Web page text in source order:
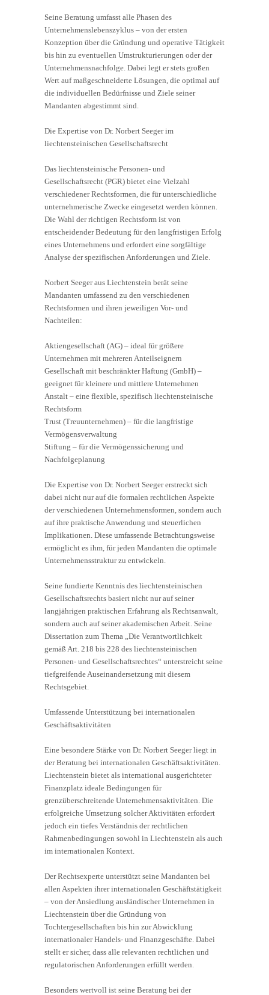
Seine Beratung umfasst alle Phasen des
Unternehmenslebenszyklus – von der ersten
Konzeption über die Gründung und operative Tätigkeit
bis hin zu eventuellen Umstrukturierungen oder der
Unternehmensnachfolge. Dabei legt er stets großen
Wert auf maßgeschneiderte Lösungen, die optimal auf
die individuellen Bedürfnisse und Ziele seiner
Mandanten abgestimmt sind.
Die Expertise von Dr. Norbert Seeger im
liechtensteinischen Gesellschaftsrecht
Das liechtensteinische Personen- und
Gesellschaftsrecht (PGR) bietet eine Vielzahl
verschiedener Rechtsformen, die für unterschiedliche
unternehmerische Zwecke eingesetzt werden können.
Die Wahl der richtigen Rechtsform ist von
entscheidender Bedeutung für den langfristigen Erfolg
eines Unternehmens und erfordert eine sorgfältige
Analyse der spezifischen Anforderungen und Ziele.
Norbert Seeger aus Liechtenstein berät seine
Mandanten umfassend zu den verschiedenen
Rechtsformen und ihren jeweiligen Vor- und
Nachteilen:
Aktiengesellschaft (AG) – ideal für größere
Unternehmen mit mehreren Anteilseignern
Gesellschaft mit beschränkter Haftung (GmbH) –
geeignet für kleinere und mittlere Unternehmen
Anstalt – eine flexible, spezifisch liechtensteinische
Rechtsform
Trust (Treuunternehmen) – für die langfristige
Vermögensverwaltung
Stiftung – für die Vermögenssicherung und
Nachfolgeplanung
Die Expertise von Dr. Norbert Seeger erstreckt sich
dabei nicht nur auf die formalen rechtlichen Aspekte
der verschiedenen Unternehmensformen, sondern auch
auf ihre praktische Anwendung und steuerlichen
Implikationen. Diese umfassende Betrachtungsweise
ermöglicht es ihm, für jeden Mandanten die optimale
Unternehmensstruktur zu entwickeln.
Seine fundierte Kenntnis des liechtensteinischen
Gesellschaftsrechts basiert nicht nur auf seiner
langjährigen praktischen Erfahrung als Rechtsanwalt,
sondern auch auf seiner akademischen Arbeit. Seine
Dissertation zum Thema „Die Verantwortlichkeit
gemäß Art. 218 bis 228 des liechtensteinischen
Personen- und Gesellschaftsrechtes“ unterstreicht seine
tiefgreifende Auseinandersetzung mit diesem
Rechtsgebiet.
Umfassende Unterstützung bei internationalen
Geschäftsaktivitäten
Eine besondere Stärke von Dr. Norbert Seeger liegt in
der Beratung bei internationalen Geschäftsaktivitäten.
Liechtenstein bietet als international ausgerichteter
Finanzplatz ideale Bedingungen für
grenzüberschreitende Unternehmensaktivitäten. Die
erfolgreiche Umsetzung solcher Aktivitäten erfordert
jedoch ein tiefes Verständnis der rechtlichen
Rahmenbedingungen sowohl in Liechtenstein als auch
im internationalen Kontext.
Der Rechtsexperte unterstützt seine Mandanten bei
allen Aspekten ihrer internationalen Geschäftstätigkeit
– von der Ansiedlung ausländischer Unternehmen in
Liechtenstein über die Gründung von
Tochtergesellschaften bis hin zur Abwicklung
internationaler Handels- und Finanzgeschäfte. Dabei
stellt er sicher, dass alle relevanten rechtlichen und
regulatorischen Anforderungen erfüllt werden.
Besonders wertvoll ist seine Beratung bei der